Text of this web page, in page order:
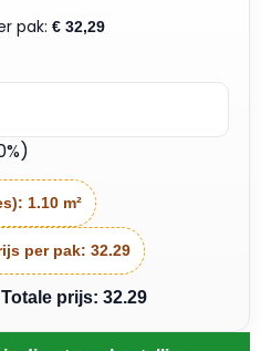
pak: € 32,29
1.10 m²
per pak: 32.29
prijs: 32.29